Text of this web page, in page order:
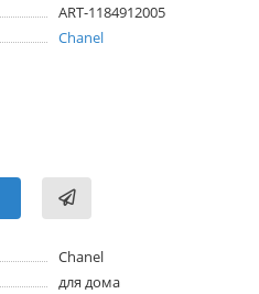
ART-1184912005
Chanel
Chanel
для дома